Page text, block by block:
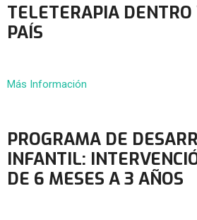
TELETERAPIA
PAÍS
Más Información
PROGRAMA DE
INFANTIL:
DE 6 MESES A 3 AÑOS